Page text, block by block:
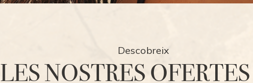
Descobreix
LES NOSTRES